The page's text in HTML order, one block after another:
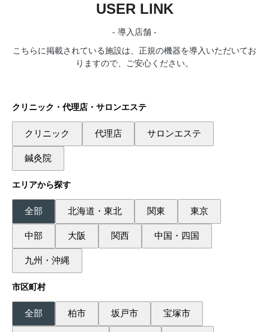
USER LINK
- 導入店舗 -
こちらに掲載されている施設は、正規の機器を導入いただいてお
りますので、ご安心ください。
クリニック・代理店・サロンエステ
クリニック 代理店 サロンエステ
鍼灸院
エリアから探す
全部 北海道・東北 関東 東京
中部 大阪 関西 中国・四国
九州・沖縄
市区町村
全部 柏市 坂戸市 宝塚市